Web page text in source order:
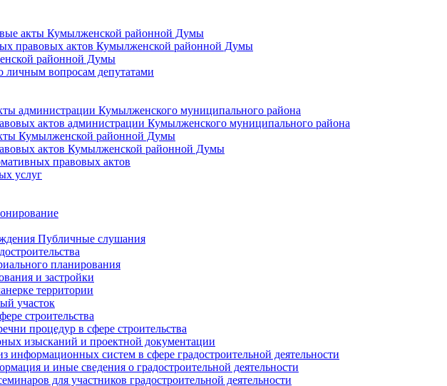
акты Кумылженской районной Думы
правовых актов Кумылженской районной Думы
районной Думы
личным вопросам депутатами
администрации Кумылженского муниципального района
актов администрации Кумылженского муниципального района
Кумылженской районной Думы
актов Кумылженской районной Думы
правовых актов
услуг
Публичные слушания
планирования
и застройки
территории
участок
строительства
процедур в сфере строительства
изысканий и проектной документации
информационных систем в сфере градостроительной деятельности
и иные сведения о градостроительной деятельности
для участников градостроительной деятельности